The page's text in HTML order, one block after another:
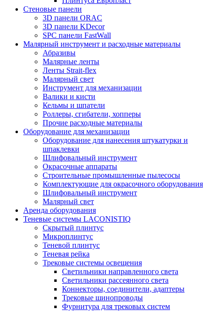
Стеновые панели
3D панели ORAC
3D панели KDecor
SPC панели FastWall
Малярный инструмент и расходные материалы
Абразивы
Малярные ленты
Ленты Strait-flex
Малярный свет
Инструмент для механизации
Валики и кисти
Кельмы и шпатели
Роллеры, сгибатели, хопперы
Прочие расходные материалы
Оборудование для механизации
Оборудование для нанесения штукатурки и
шпаклевки
Шлифовальный инструмент
Окрасочные аппараты
Строительные промышленные пылесосы
Комплектующие для окрасочного оборудования
Шлифовальный инструмент
Малярный свет
Аренда оборудования
Теневые системы LACONISTIQ
Скрытый плинтус
Микроплинтус
Теневой плинтус
Теневая рейка
Трековые системы освещения
Светильники направленного света
Светильники рассеянного света
Коннекторы, соединители, адаптеры
Трековые шинопроводы
Фурнитура для трековых систем